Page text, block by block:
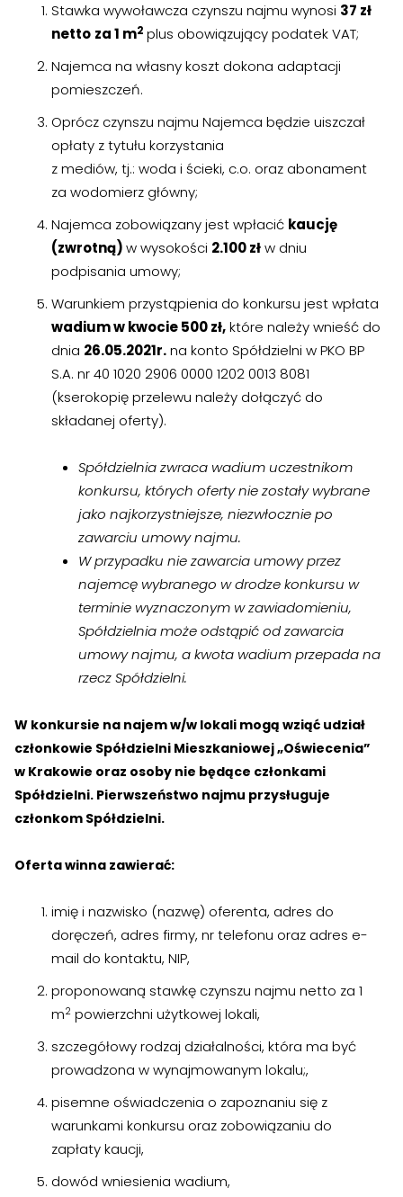
RODO ›
Nieruchomości
Harmonogramy i plany
Plany remontowe
Administratorzy
Świadectwa energetyczne
RADY MIESZKAŃCÓW
Wykaz Rad Mieszkańców ›
Jak założyć RMN
Spotkania z Radą Nadzorczą
Dokumenty
Druki do pobrania
Regulaminy wewnętrzne
Uchwały i protokoły
Lustracje
Ilość zgłoszonych lokatorów ›
Przewodnik mieszkańca
Kontakt
Materiały dla Rady Nadzorczej
Poczta e-mail
RADA MIESZKAŃCÓW NIERUCHOMOŚCI
Poczta e-mail
DOSTĘP WEWNĘTRZNY
Strefa Pracowników
RODO ›
Nieruchomości
Harmonogramy i plany
Plany remontowe
Administratorzy
Świadectwa energetyczne
RADY MIESZKAŃCÓW
Wykaz Rad Mieszkańców ›
Jak założyć RMN
Spotkania z Radą Nadzorczą
Dokumenty
Druki do pobrania
Regulaminy wewnętrzne
Uchwały i protokoły
Lustracje
Ilość zgłoszonych lokatorów ›
Przewodnik mieszkańca
Kontakt
Materiały dla Rady Nadzorczej
Poczta e-mail
RADA MIESZKAŃCÓW NIERUCHOMOŚCI
Poczta e-mail
DOSTĘP WEWNĘTRZNY
Strefa Pracowników
Stawka wywoławcza czynszu najmu wynosi 37 zł
netto za 1 m2 plus obowiązujący podatek VAT;
Najemca na własny koszt dokona adaptacji
pomieszczeń.
Oprócz czynszu najmu Najemca będzie uiszczał
opłaty z tytułu korzystania
z mediów, tj.: woda i ścieki, c.o. oraz abonament
za wodomierz główny;
Najemca zobowiązany jest wpłacić kaucję
(zwrotną)w wysokości 2.100 złw dniu
podpisania umowy;
Warunkiem przystąpienia do konkursu jest wpłata
wadium w kwocie500 zł,które należy wnieść do
dnia 26.05.2021r.na konto Spółdzielni w PKO BP
S.A. nr 40 1020 2906 0000 1202 0013 8081
(kserokopię przelewu należy dołączyć do
składanej oferty).
Spółdzielnia zwraca wadium uczestnikom
konkursu, których oferty nie zostały wybrane
jako najkorzystniejsze, niezwłocznie po
zawarciu umowy najmu.
W przypadku nie zawarcia umowy przez
najemcę wybranego w drodze konkursu w
terminie wyznaczonym w zawiadomieniu,
Spółdzielnia może odstąpić od zawarcia
umowy najmu, a kwota wadium przepada na
rzecz Spółdzielni.
W konkursie na najem w/w lokali mogą wziąć udział
członkowie Spółdzielni Mieszkaniowej „Oświecenia”
w Krakowie oraz osoby nie będące członkami
Spółdzielni. Pierwszeństwo najmu przysługuje
członkom Spółdzielni.
Oferta winna zawierać:
imię i nazwisko (nazwę) oferenta, adres do
doręczeń, adres firmy, nr telefonu oraz adres e-
mail do kontaktu, NIP,
proponowaną stawkę czynszu najmu netto za 1
m2 powierzchni użytkowej lokali,
szczegółowy rodzaj działalności, która ma być
prowadzona w wynajmowanym lokalu;,
pisemne oświadczenia o zapoznaniu się z
warunkami konkursu oraz zobowiązaniu do
zapłaty kaucji,
dowód wniesienia wadium,